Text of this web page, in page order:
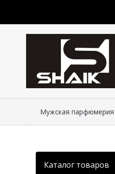
Мужская парфюмерия
Каталог товаров